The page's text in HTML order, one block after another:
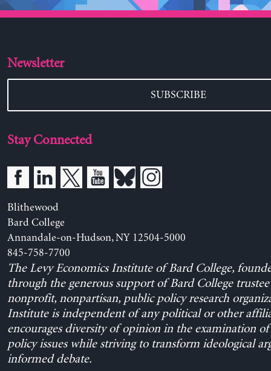
Newsletter
SUBSCRIBE
Stay Connected
Blithewood
Bard College
Annandale-on-Hudson, NY 12504-5000
845-758-7700
The Levy Economics Institute of Bard College,
through the generous support of Bard College trustee
nonprofit, nonpartisan, public policy research
Institute is independent of any political or other
encourages diversity of opinion in the examination
policy issues while striving to transform ideological
informed debate.